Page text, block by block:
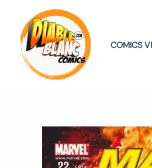
contenu
COMICS